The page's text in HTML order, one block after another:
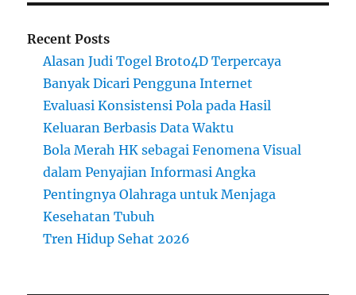
Recent Posts
Alasan Judi Togel Broto4D Terpercaya
Banyak Dicari Pengguna Internet
Evaluasi Konsistensi Pola pada Hasil
Keluaran Berbasis Data Waktu
Bola Merah HK sebagai Fenomena Visual
dalam Penyajian Informasi Angka
Pentingnya Olahraga untuk Menjaga
Kesehatan Tubuh
Tren Hidup Sehat 2026